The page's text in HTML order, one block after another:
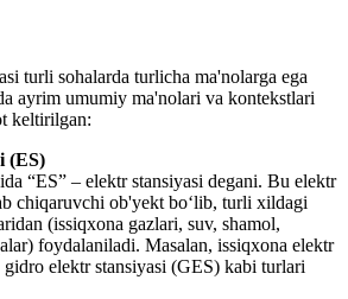
turli sohalarda turlicha ma'nolarga ega
ayrim umumiy ma'nolari va kontekstlari
keltirilgan:
(ES)
“ES” – elektr stansiyasi degani. Bu elektr
chiqaruvchi ob'yekt bo‘lib, turli xildagi
(issiqxona gazlari, suv, shamol,
foydalaniladi. Masalan, issiqxona elektr
elektr stansiyasi (GES) kabi turlari